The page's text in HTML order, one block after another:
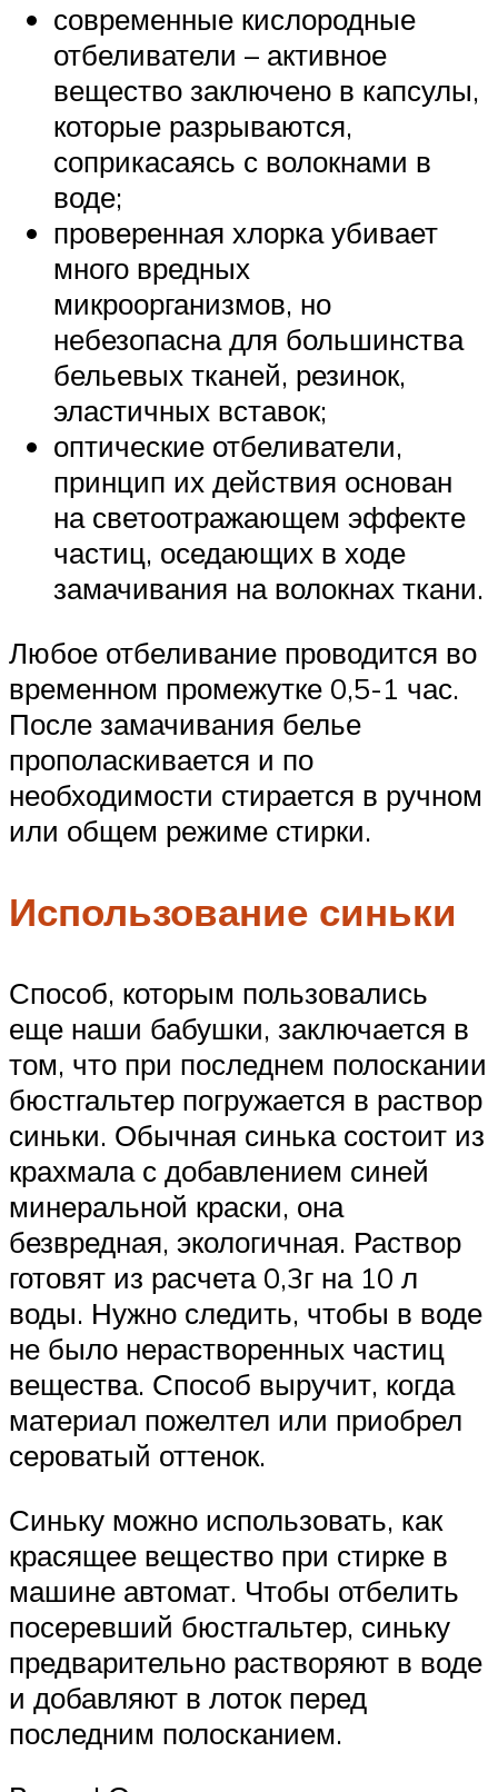
современные кислородные
отбеливатели – активное
вещество заключено в капсулы,
которые разрываются,
соприкасаясь с волокнами в
воде;
проверенная хлорка убивает
много вредных
микроорганизмов, но
небезопасна для большинства
бельевых тканей, резинок,
эластичных вставок;
оптические отбеливатели,
принцип их действия основан
на светоотражающем эффекте
частиц, оседающих в ходе
замачивания на волокнах ткани.
Любое отбеливание проводится во
временном промежутке 0,5-1 час.
После замачивания белье
прополаскивается и по
необходимости стирается в ручном
или общем режиме стирки.
Использование синьки
Способ, которым пользовались
еще наши бабушки, заключается в
том, что при последнем полоскании
бюстгальтер погружается в раствор
синьки. Обычная синька состоит из
крахмала с добавлением синей
минеральной краски, она
безвредная, экологичная. Раствор
готовят из расчета 0,3г на 10 л
воды. Нужно следить, чтобы в воде
не было нерастворенных частиц
вещества. Способ выручит, когда
материал пожелтел или приобрел
сероватый оттенок.
Синьку можно использовать, как
красящее вещество при стирке в
машине автомат. Чтобы отбелить
посеревший бюстгальтер, синьку
предварительно растворяют в воде
и добавляют в лоток перед
последним полосканием.